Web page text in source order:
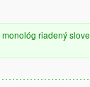
monológ riadený